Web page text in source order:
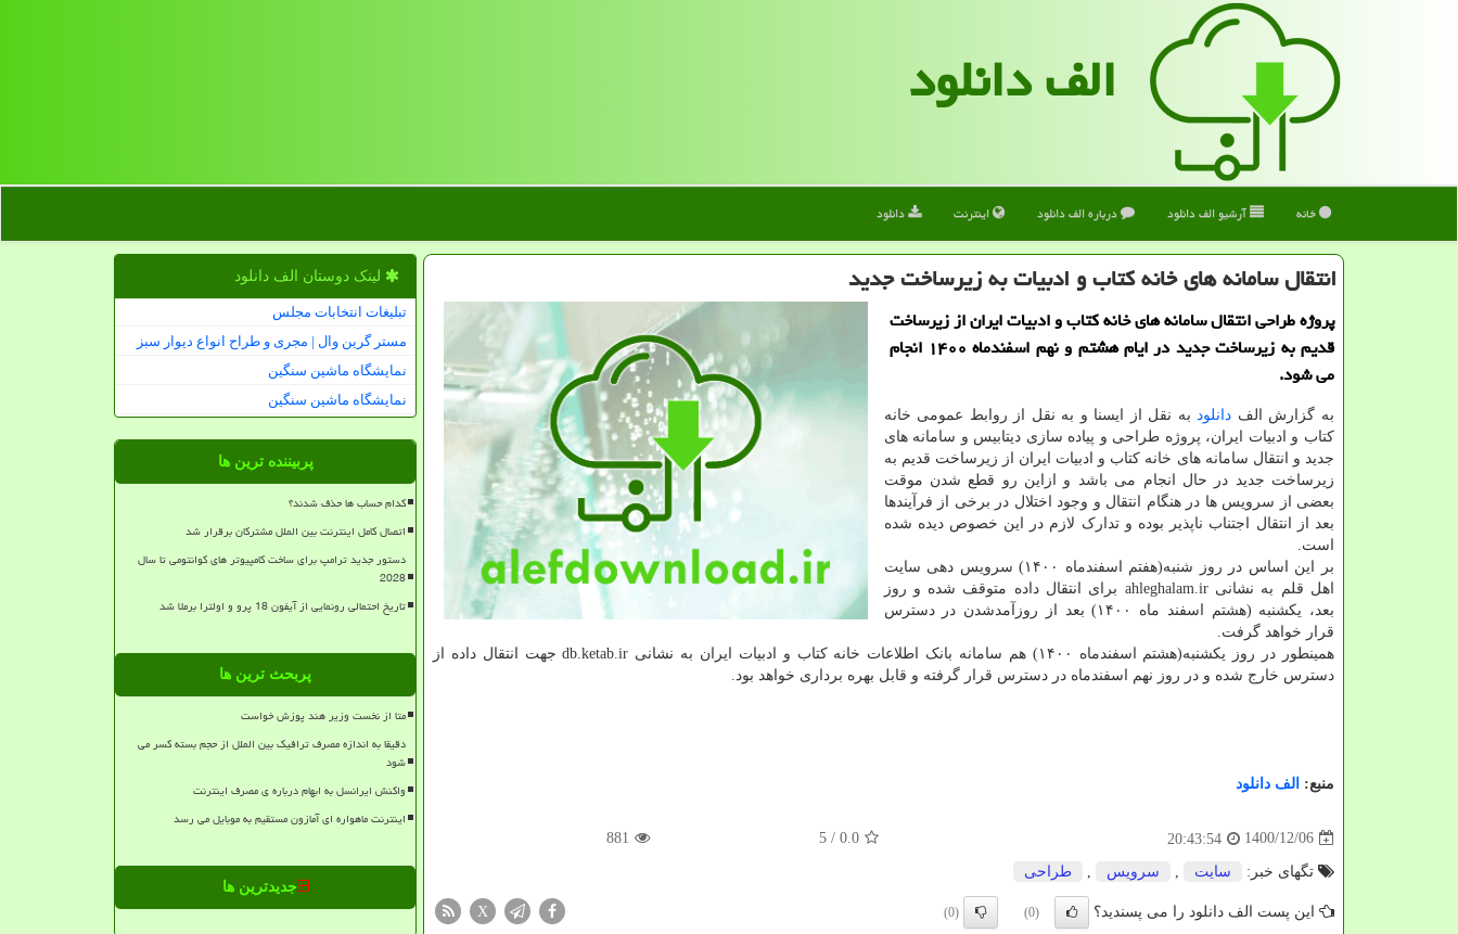
الف دانلود
خانه آرشیو الف دانلود درباره الف دانلود اینترنت دانلود
انتقال سامانه های خانه کتاب و ادبیات به زیرساخت جدید
پروژه طراحی انتقال سامانه های خانه کتاب و ادبیات ایران از زیرساخت
قدیم به زیرساخت جدید در ایام هشتم و نهم اسفندماه ۱۴۰۰ انجام
می شود.
به گزارش الف دانلودبه نقل از ایسنا و به نقل از روابط عمومی خانه
کتاب و ادبیات ایران، پروژه طراحی و پیاده سازی دیتابیس و سامانه های
جدید و انتقال سامانه های خانه کتاب و ادبیات ایران از زیرساخت قدیم به
زیرساخت جدید در حال انجام می باشد و ازاین رو قطع شدن موقت
بعضی از سرویس ها در هنگام انتقال و وجود اختلال در برخی از فرآیندها
بعد از انتقال اجتناب ناپذیر بوده و تدارک لازم در این خصوص دیده شده
است.
بر این اساس در روز شنبه(هفتم اسفندماه ۱۴۰۰) سرویس دهی سایت
اهل قلم به نشانی ahleghalam.ir برای انتقال داده متوقف شده و روز
بعد، یکشنبه (هشتم اسفند ماه ۱۴۰۰) بعد از روزآمدشدن در دسترس
قرار خواهد گرفت.
همینطور در روز یکشنبه(هشتم اسفندماه ۱۴۰۰) هم سامانه بانک اطلاعات خانه کتاب و ادبیات ایران به نشانی db.ketab.ir جهت انتقال داده از
دسترس خارج شده و در روز نهم اسفندماه در دسترس قرار گرفته و قابل بهره برداری خواهد بود.
منبع: الف دانلود
1400/12/06
20:43:54
0.0
/ 5
881
تگهای خبر: سایت سرویس طراحی
این پست الف دانلود را می پسندید؟ (0)
(0)
X
لینک دوستان الف دانلود
تبلیغات انتخابات مجلس
مستر گرین وال | مجری و طراح انواع دیوار سبز
نمایشگاه ماشین سنگین
نمایشگاه ماشین سنگین
پربیننده ترین ها
کدام حساب ها حذف شدند؟
اتصال کامل اینترنت بین الملل مشترکان برقرار شد
دستور جدید ترامپ برای ساخت کامپیوتر های کوانتومی تا سال
2028
تاریخ احتمالی رونمایی از آیفون 18 پرو و اولترا برملا شد
پربحث ترین ها
متا از نخست وزیر هند پوزش خواست
دقیقا به اندازه مصرف ترافیک بین الملل از حجم بسته کسر می
شود
واکنش ایرانسل به ابهام درباره ی مصرف اینترنت
اینترنت ماهواره ای آمازون مستقیم به موبایل می رسد
جدیدترین ها